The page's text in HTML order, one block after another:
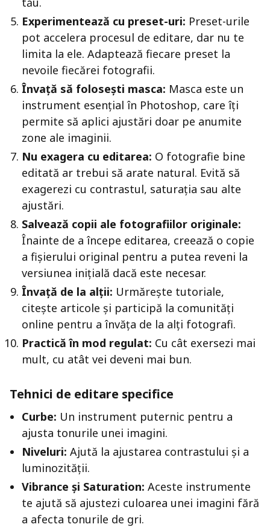
Experimentează cu preset-uri: Preset-urile
pot accelera procesul de editare, dar nu te
limita la ele. Adaptează fiecare preset la
nevoile fiecărei fotografii.
Învață să folosești masca: Masca este un
instrument esențial în Photoshop, care îți
permite să aplici ajustări doar pe anumite
zone ale imaginii.
Nu exagera cu editarea: O fotografie bine
editată ar trebui să arate natural. Evită să
exagerezi cu contrastul, saturația sau alte
ajustări.
Salvează copii ale fotografiilor originale:
Înainte de a începe editarea, creează o copie
a fișierului original pentru a putea reveni la
versiunea inițială dacă este necesar.
Învață de la alții: Urmărește tutoriale,
citește articole și participă la comunități
online pentru a învăța de la alți fotografi.
Practică în mod regulat: Cu cât exersezi mai
mult, cu atât vei deveni mai bun.
Tehnici de editare specifice
Curbe: Un instrument puternic pentru a
ajusta tonurile unei imagini.
Niveluri: Ajută la ajustarea contrastului și a
luminozității.
Vibrance și Saturation: Aceste instrumente
te ajută să ajustezi culoarea unei imagini fără
a afecta tonurile de gri.